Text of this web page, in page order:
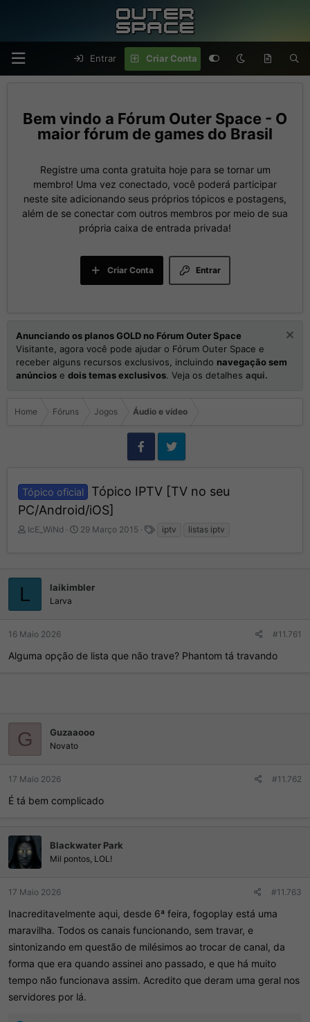
Entrar Criar Conta
Fórum Outer Space - O
maior fórum de games do Brasil
Registre uma conta gratuita hoje para se tornar um
membro! Uma vez conectado, você poderá participar
neste site adicionando seus próprios tópicos e postagens,
além de se conectar com outros membros por meio de sua
própria caixa de entrada privada!
Entrar
Criar Conta
Anunciando os planos GOLD no Fórum Outer Space
Visitante, agora você pode ajudar o Fórum Outer Space e
receber alguns recursos exclusivos, incluindo navegação sem
anúncios e dois temas exclusivos. Veja os detalhes aqui.
Home Fóruns Jogos Áudio e vídeo
Tópico oficial
Tópico IPTV [TV no seu
PC/Android/iOS]
I
i
d
d
o
IcE_WiNd
D
e
i
29 Março 2015 iptv listas iptv
L laikimbler
Larva
16 Maio 2026 #11.761
Alguma opção de lista que não trave? Phantom tá travando
G Guzaaooo
Novato
17 Maio 2026 #11.762
É tá bem complicado
Blackwater Park
Mil pontos, LOL!
17 Maio 2026 #11.763
Inacreditavelmente aqui, desde 6ª feira, fogoplay está uma
maravilha. Todos os canais funcionando, sem travar, e
sintonizando em questão de milésimos ao trocar de canal, da
forma que era quando assinei ano passado, e que há muito
tempo não funcionava assim. Acredito que deram uma geral nos
servidores por lá.